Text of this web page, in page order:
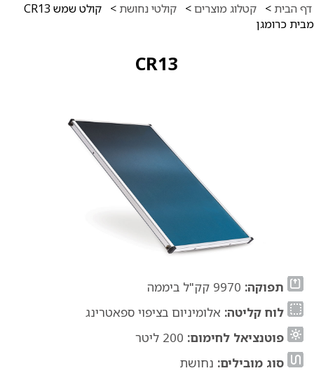
דף הבית > קטלוג מוצרים> קולטי נחושת >
קולט שמש CR13
מבית כרומגן
CR13
תפוקה:
לוח קליטה: אלומיניום בציפוי ספאטרינג
פוטנציאל לחימום:
סוג מובילים: נחושת